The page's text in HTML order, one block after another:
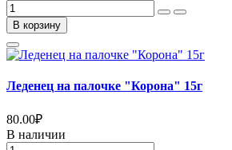
В корзину
Леденец на палочке "Корона" 15г
80.00₽
В наличии